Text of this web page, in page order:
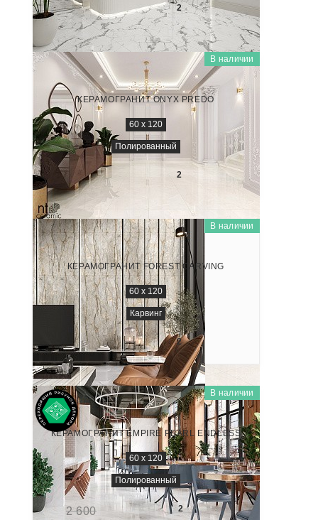
2 600 ₽/м2
В наличии
ONYX
NTT99504P
КЕРАМОГРАНИТ ONYX PREDO
60 x 120
Полированный
2 600 2
В наличии
MARMO
NTT99517M
КЕРАМОГРАНИТ FOREST CARVING
60 x 120
Карвинг
2 800 ₽/м2
В наличии
MARMO
NTT99525P
КЕРАМОГРАНИТ EMPIRE PEARL ENDLESS
60 x 120
Полированный
2 600 2 350 ₽/м2 -10%